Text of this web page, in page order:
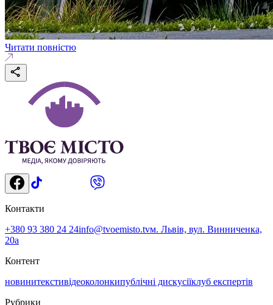
Читати повністю
Контакти
+380 93 380 24 24info@tvoemisto.tvм. Львів, вул. Винниченка,
20а
Контент
новинитекстивідеоколонкипублічні дискусіїклуб експертів
Рубрики